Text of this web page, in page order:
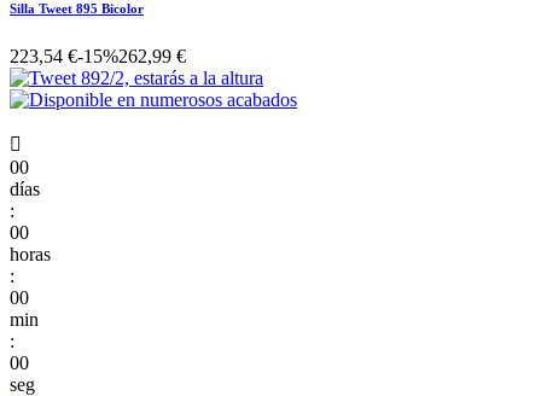
Silla Tweet 895 Bicolor
223,54 €-15%262,99 €

00
días
:
00
horas
:
00
min
:
00
seg